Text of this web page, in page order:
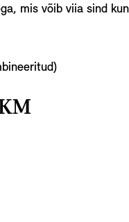
mis võib viia sind